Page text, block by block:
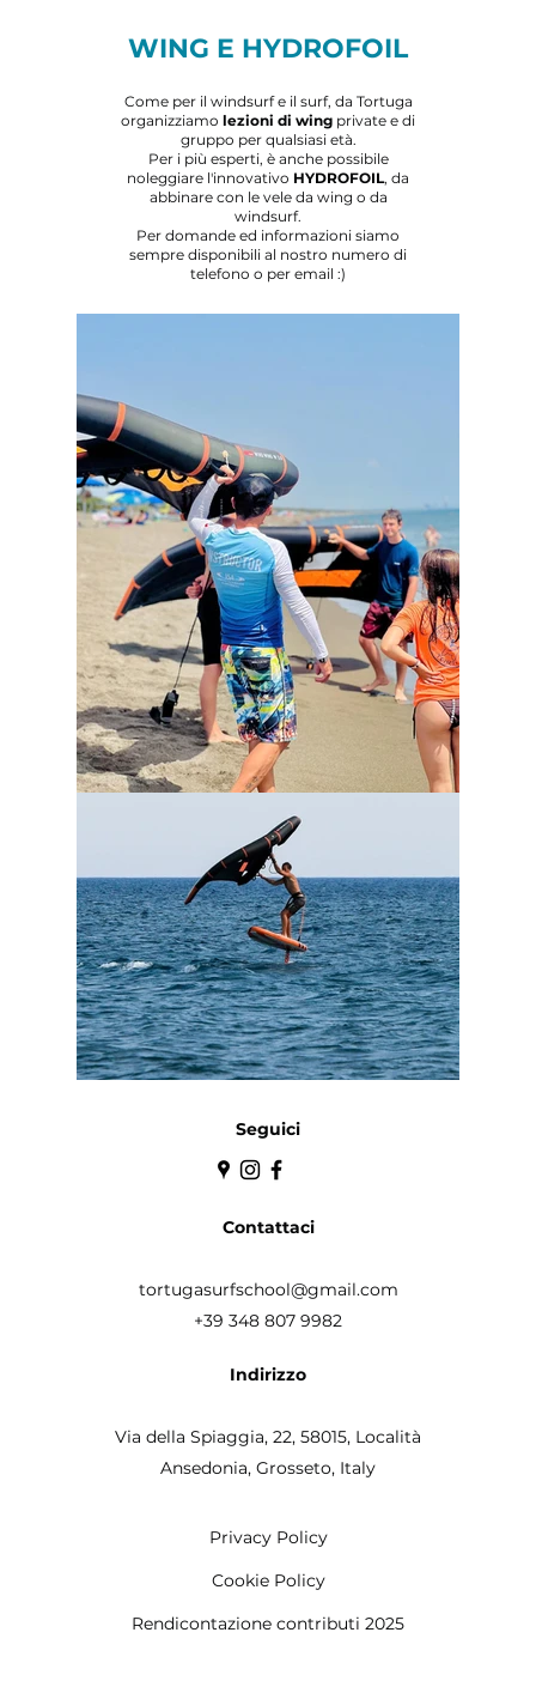
WING E HYDROFOIL
Come per il windsurf e il surf, da Tortuga
organizziamo lezioni di wing private e di
gruppo per qualsiasi età.
Per i più esperti, è anche possibile
noleggiare l'innovativo HYDROFOIL, da
abbinare con le vele da wing o da
windsurf.
Per domande ed informazioni siamo
sempre disponibili al nostro numero di
telefono o per email :)
Seguici
Contattaci
tortugasurfschool@gmail.com
+39 348 807 9982
Indirizzo
Via della Spiaggia, 22, 58015, Località
Ansedonia, Grosseto, Italy
Privacy Policy
Cookie Policy
Rendicontazione contributi 2025